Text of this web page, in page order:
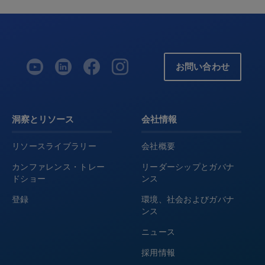
お問い合わせ
洞察とリソース
リソースライブラリー
カンファレンス・トレー
ドショー
登録
会社情報
会社概要
リーダーシップとガバナ
ンス
環境、社会およびガバナ
ンス
ニュース
採用情報